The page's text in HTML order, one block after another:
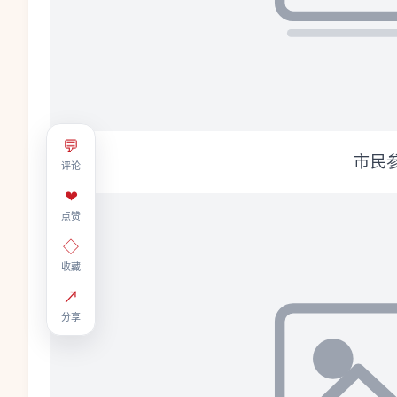
💬
评论
❤
点赞
◇
收藏
↗
分享
市民